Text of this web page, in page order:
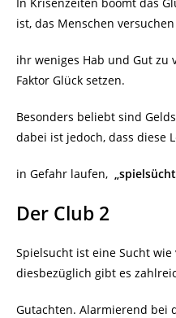
ist, das Menschen versuchen
ihr weniges Hab und Gut zu
Faktor Glück setzen.
Besonders beliebt sind
dabei ist jedoch, dass diese
in Gefahr laufen,
Der Club 2
Spielsucht ist eine Sucht
diesbezüglich gibt es
Gutachten. Alarmierend bei